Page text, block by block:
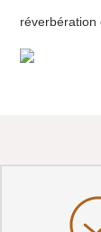
réverbération